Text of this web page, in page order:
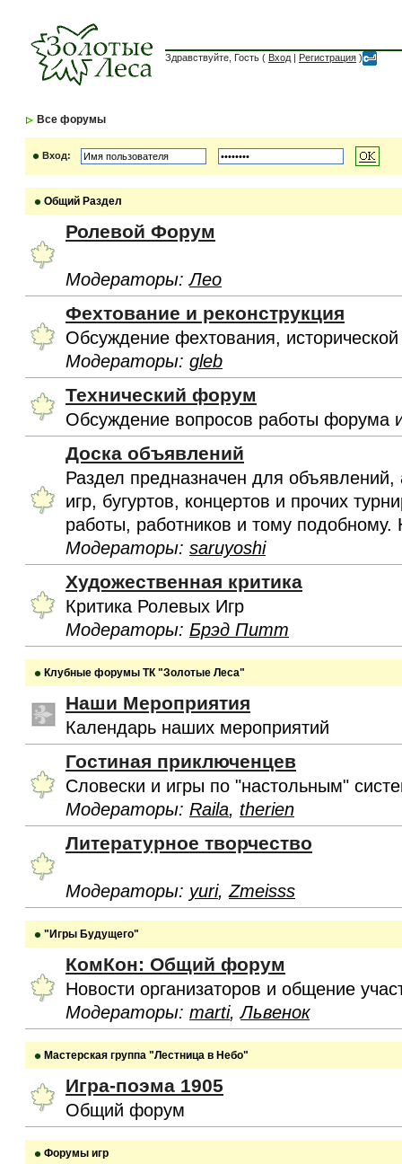
Здравствуйте, Гость ( Вход | Регистрация )
Все форумы
Вход:
Общий Раздел
Ролевой Форум
Модераторы:Лео
Фехтование и реконструкция
Обсуждение фехтования,
Модераторы: gleb
Технический форум
Обсуждение вопросов работы форума
Доска объявлений
Раздел предназначен для
игр, бугуртов, концертов и прочих
работы, работников и тому подобному.
Модераторы: saruyoshi
Художественная критика
Критика Ролевых Игр
Модераторы: Брэд Питт
Клубные форумы ТК "Золотые Леса"
Наши Мероприятия
Календарь наших мероприятий
Гостиная приключенцев
Словески и игры по "настольным"
Модераторы: Raila, therien
Литературное творчество
Модераторы: yuri, Zmeisss
"Игры Будущего"
КомКон: Общий форум
Новости организаторов и общение
Модераторы: marti,Львенок
Мастерская группа "Лестница в Небо"
Игра-поэма 1905
Общий форум
Форумы игр